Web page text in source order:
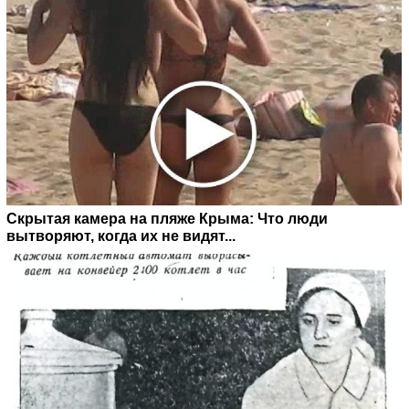
Скрытая камера на пляже Крыма: Что люди
вытворяют, когда их не видят...